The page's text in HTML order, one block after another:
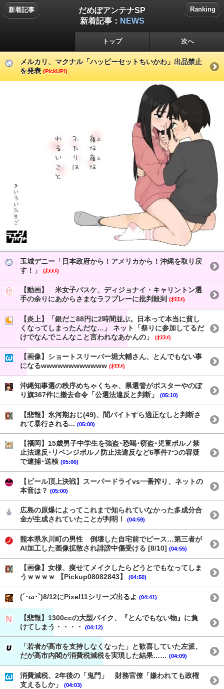
新着記事
だめぽアンテナSP
新着記事： NEWS
Ranking
トップ 次へ
メルカリ、マクナル「ハッピーセットちいかわ」出品禁止
を発表 (PickUP!)
玉城デニー「日本政府から！アメリカから！沖縄を取り戻
す！」
(ｵﾇﾇﾒ)
【動画】 米女子バスケ、ディジョナイ・キャリントン選
手の余りにあからさまなラフプレーに批判殺到 (ｵﾇﾇﾒ)
【炎上】「銀だこ88円に2時間並ぶ。日本って本当に貧し
くなってしまったんだな…」 ネット「祭りに参加してるだ
けでなんでこんなこと言われなあかんの」
(ｵﾇﾇﾒ)
【画像】ショートスリーバー堀大輔さん、とんでもない事
になるwwwwwwwwwwww (ｵﾇﾇﾒ)
沖縄知事選の秩序めちゃくちゃ、県選管がポスターやのぼ
り旗367件に撤去命令「公選法違反と判断」
(05:10)
【悲報】氷河期おじ(49)、闇バイトすら適正なしと判断さ
れて暴行される... (05:00)
【福岡】15歳男子中学生を強盗･恐喝･窃盗･児童ポルノ禁
止法違反･リベンジポルノ防止法違反など6事件7つの容疑
で逮捕･送検 (05:00)
【ビール頂上決戦】スーパードライvs一番搾り、ネットの
本音は？ (05:00)
広島の原爆によってこれまで知られていなかった多成分合
金が生成されていたことが判明！
(04:59)
熊本県氷川町の男性 倒壊した自宅前でピース…第三者が
AI加工した画像拡散され誹謗中傷受ける [8/10] (04:55)
【画像】女様、痩せてメイクしたらどうとでもなってしま
うｗｗｗｗ 【Pickup08082843】
(04:50)
(´･ω･`)8/12にPixel11シリーズ出るよ (04:41)
【悲報】1300ccの大型バイク、『とんでもない物』に負
けてしまう・・・・
(04:12)
「若者が高市を支持しなくなった」と歓喜していた左派、
だが高市内閣が消費税減税を実現した結果…… (04:09)
消費減税、2年後の「鬼門」 財務官僚「嫌われても政権
支えるしか」
(04:03)